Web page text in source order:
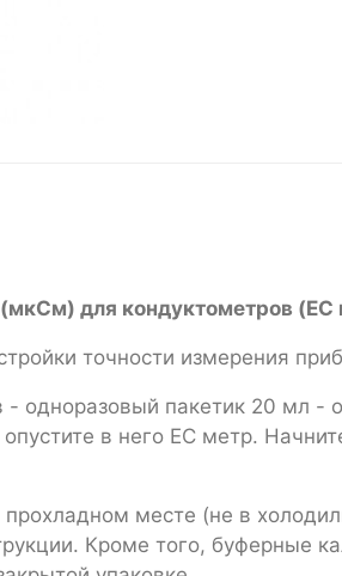
для кондуктометров (EC
точности измерения
одноразовый пакетик 20 мл -
в него EC метр.
месте (не в
Кроме того,